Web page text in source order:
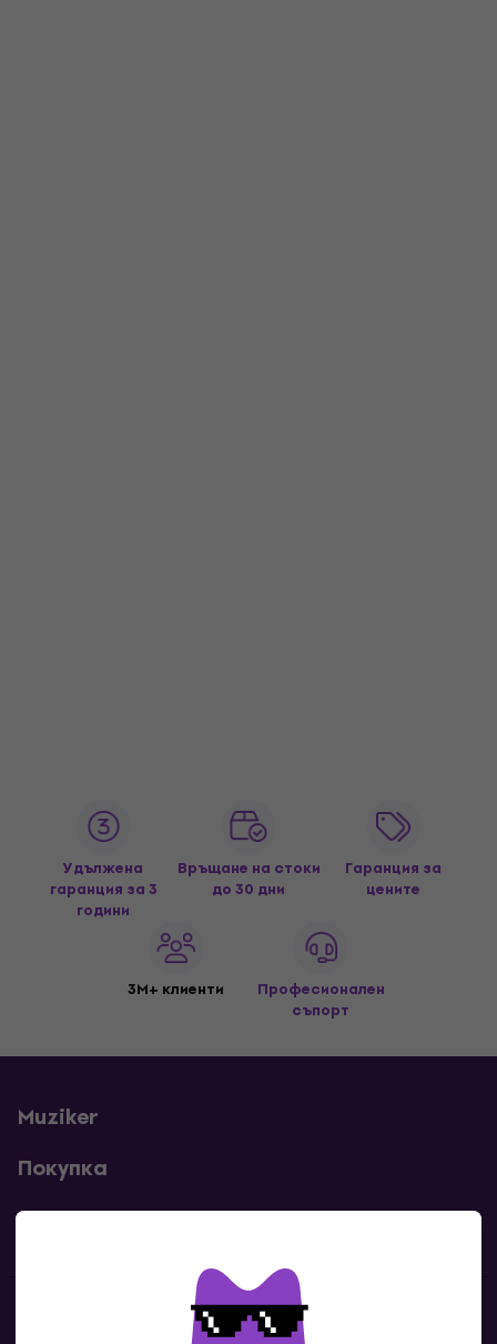
Удължена
гаранция за 3
години
Връщане на стоки
до 30 дни
Гаранция за
цените
3M+ клиенти
Професионален
съпорт
Muziker
Покупка
Полезни линкове
Контакти